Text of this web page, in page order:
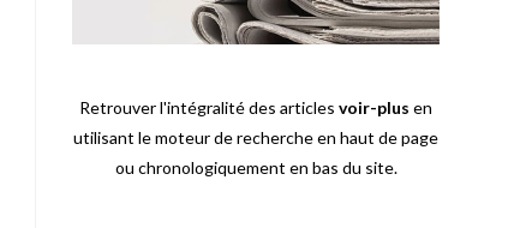
Retrouver l'intégralité des articles voir-plus en
utilisant le moteur de recherche en haut de page
ou chronologiquement en bas du site.